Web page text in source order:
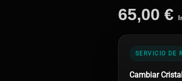
65,00 €
SERVICIO DE
Cambiar